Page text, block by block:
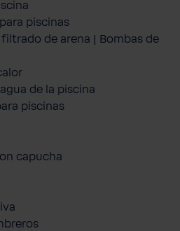
piscinas
de arena | Bombas de
de la piscina
piscinas
capucha